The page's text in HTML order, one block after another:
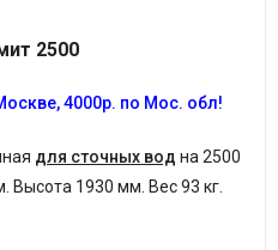
2500
4000р. по Мос. обл!
для сточных вод на 2500
1930 мм. Вес 93 кг.